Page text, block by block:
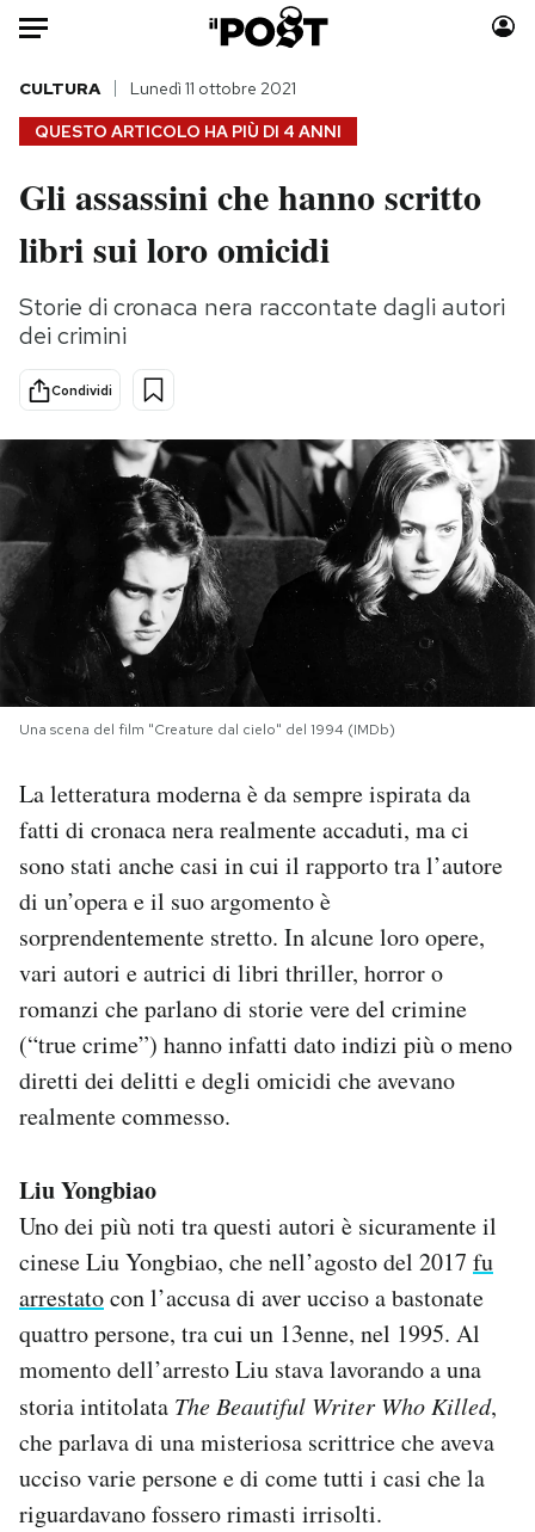
Auto
HOME
Italia
Politica
Tecnologia
Internet
Scienza
Cultura
Economia
Sport
Moda
Consumismi
Storie/Idee
Altrecose
Mondiali calcio 2026
PODCAST
NEWSLETTER
I MIEI PREFERITI
SHOP
CALENDARIO
AREA PERSONALE
Area Personale
Newsletter
Notifiche mobile
Regala il Post
Esci
QUESTO ARTICOLO HA PIÙ DI 4 ANNI
CULTURA Lunedì 11 ottobre 2021
Gli assassini che hanno scritto
libri sui loro omicidi
Storie di cronaca nera raccontate dagli autori
dei crimini
Condividi
Una scena del film "Creature dal cielo" del 1994 (IMDb)
La letteratura moderna è da sempre ispirata da
fatti di cronaca nera realmente accaduti, ma ci
sono stati anche casi in cui il rapporto tra l’autore
di un’opera e il suo argomento è
sorprendentemente stretto. In alcune loro opere,
vari autori e autrici di libri thriller, horror o
romanzi che parlano di storie vere del crimine
(“true crime”) hanno infatti dato indizi più o meno
diretti dei delitti e degli omicidi che avevano
realmente commesso.
Liu Yongbiao
Uno dei più noti tra questi autori è sicuramente il
cinese Liu Yongbiao, che nell’agosto del 2017 fu
arrestatocon l’accusa di aver ucciso a bastonate
quattro persone, tra cui un 13enne, nel 1995. Al
momento dell’arresto Liu stava lavorando a una
storia intitolata The Beautiful Writer Who Killed,
che parlava di una misteriosa scrittrice che aveva
ucciso varie persone e di come tutti i casi che la
riguardavano fossero rimasti irrisolti.